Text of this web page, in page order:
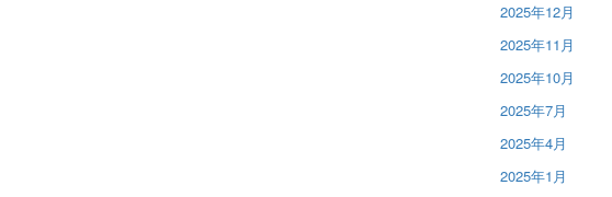
2025年12月
2025年11月
2025年10月
2025年7月
2025年4月
2025年1月